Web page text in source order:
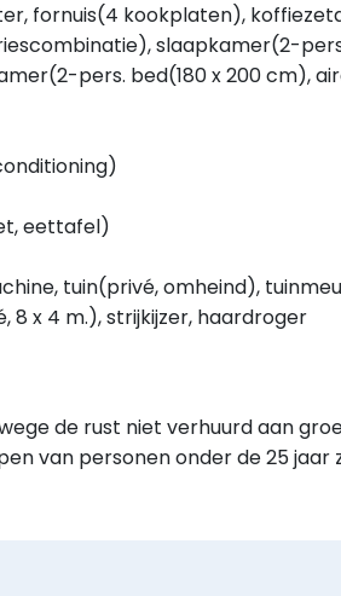
fornuis(4 kookplaten),
slaapkamer(2-
pers. bed(180 x 200 cm),
eettafel)
tuin(privé, omheind),
8 x 4 m.), strijkijzer, haardroger
de rust niet verhuurd aan
van personen onder de 25 jaar